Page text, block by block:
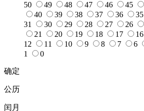
50
49 48 47 46 45
40
39 38 37 36 35
31
30 29 28 27 26
21
20 19 18 17 16
12
11 10 9 8 7 6
1
0
确定
公历
闰月